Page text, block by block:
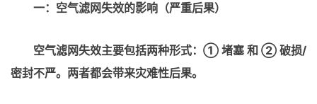
一：空气滤网失效的影响（严重后果）
空气滤网失效主要包括两种形式：① 堵塞 和 ② 破损/
密封不严。两者都会带来灾难性后果。